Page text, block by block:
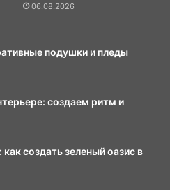
06.08.2026
подушки и пледы
создаем ритм и
создать зеленый оазис в